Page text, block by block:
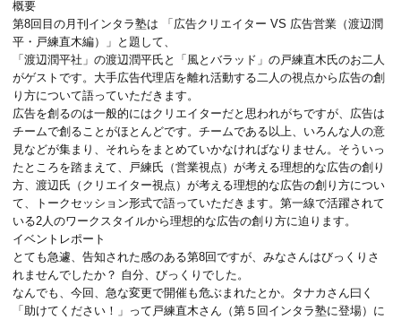
概要
第8回目の月刊インタラ塾は 「広告クリエイター VS 広告営業（渡辺潤
平・戸練直木編）」と題して、
「渡辺潤平社」 の渡辺潤平氏と 「風とバラッド」 の戸練直木氏のお二人
がゲストです。大手広告代理店を離れ活動する二人の視点から広告の創
り方について語っていただきます。
広告を創るのは一般的にはクリエイターだと思われがちですが、広告は
チームで創ることがほとんどです。チームである以上、いろんな人の意
見などが集まり、それらをまとめていかなければなりません。そういっ
たところを踏まえて、
戸練氏（営業視点） が考える理想的な広告の創り
方、 渡辺氏（クリエイター視点） が考える理想的な広告の創り方につい
て、トークセッション形式で語っていただきます。第一線で活躍されて
いる2人のワークスタイルから理想的な広告の創り方に迫ります。
イベントレポート
とても急遽、告知された感のある第8回ですが、みなさんはびっくりさ
れませんでしたか？ 自分、びっくりでした。
なんでも、今回、急な変更で開催も危ぶまれたとか。タナカさん曰く
「助けてください！」って戸練直木さん（第５回インタラ塾に登場）に